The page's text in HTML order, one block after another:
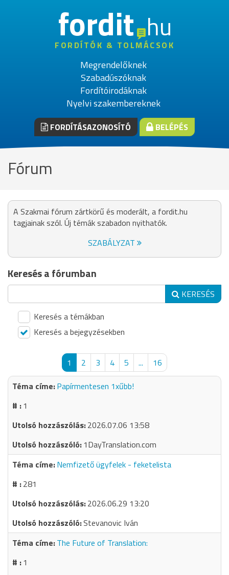
fordithu
FORDÍTÓK & TOLMÁCSOK
Megrendelőknek
Szabadúszóknak
Fordítóirodáknak
Nyelvi szakembereknek
FORDÍTÁSAZONOSÍTÓ BELÉPÉS
Fórum
A Szakmai fórum zártkörű és moderált, a fordit.hu
tagjainak szól. Új témák szabadon nyithatók.
SZABÁLYZAT
Keresés a fórumban
KERESÉS
Keresés a témákban
Keresés a bejegyzésekben
1 2 3 4 5 ...
16
Papírmentesen 1xűbb!
1
2026.07.06 13:58
1DayTranslation.com
Nemfizető ügyfelek - feketelista
281
2026.06.29 13:20
Stevanovic Iván
The Future of Translation:
1